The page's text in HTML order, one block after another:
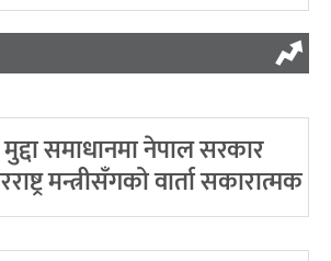
समाधानमा नेपाल सरकार
मन्त्रीसँगको वार्ता सकारात्मक